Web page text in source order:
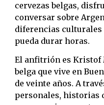
cervezas belgas,
conversar sobre
diferencias culturales
pueda durar horas.
El anfitrión es Kristof
belga que vive en
de veinte años. A
personales, historias